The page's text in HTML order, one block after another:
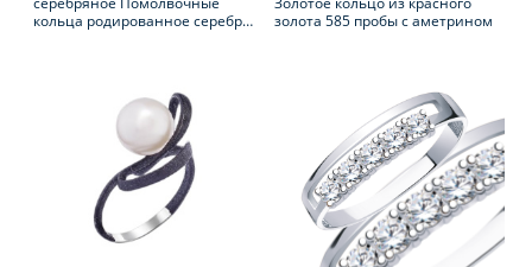
кольца родированное серебро
золота 585 пробы с аметрином